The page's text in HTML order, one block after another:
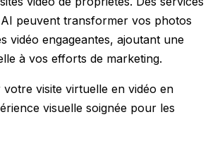
peuvent transformer vos photos
vidéo engageantes, ajoutant une
à vos efforts de marketing.
visite virtuelle en vidéo en
visuelle soignée pour les